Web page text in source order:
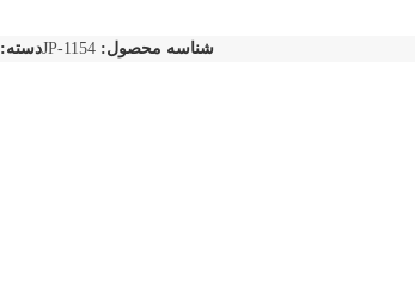
شناسه محصول: JP-1154دسته: